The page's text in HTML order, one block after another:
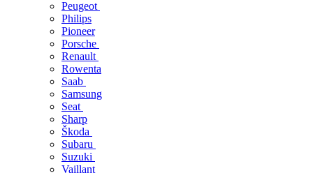
Peugeot
Philips
Pioneer
Porsche
Renault
Rowenta
Saab
Samsung
Seat
Sharp
Škoda
Subaru
Suzuki
Vaillant